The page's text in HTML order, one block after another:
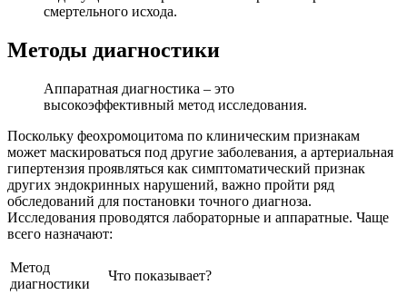
смертельного исхода.
Методы диагностики
Аппаратная диагностика – это
высокоэффективный метод исследования.
Поскольку феохромоцитома по клиническим признакам
может маскироваться под другие заболевания, а артериальная
гипертензия проявляться как симптоматический признак
других эндокринных нарушений, важно пройти ряд
обследований для постановки точного диагноза.
Исследования проводятся лабораторные и аппаратные. Чаще
всего назначают:
Метод
диагностики
Что показывает?